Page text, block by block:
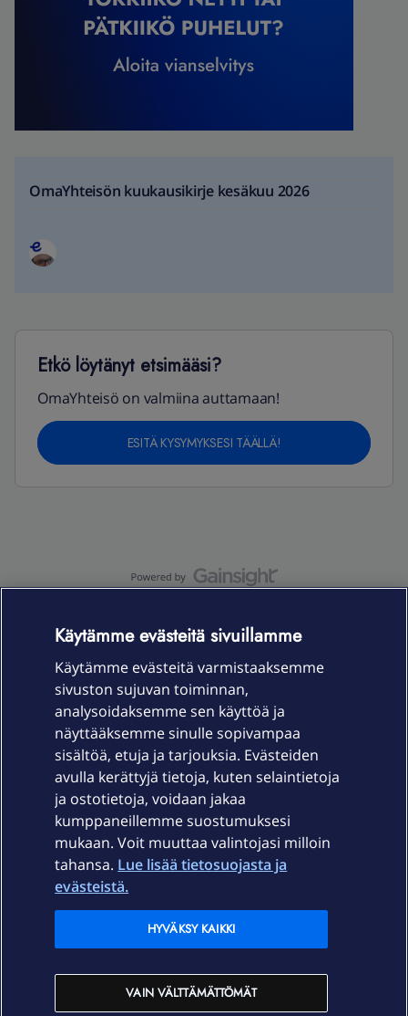
OmaYhteisön kuukausikirje kesäkuu 2026
Etkö löytänyt etsimääsi?
OmaYhteisö on valmiina auttamaan!
ESITÄ KYSYMYKSESI TÄÄLLÄ!
Laitteet & liittymät
Palvelut
Ajankohtaista
Elisa Oyj
In English
Käytämme evästeitä sivuillamme
Käytämme evästeitä varmistaaksemme
sivuston sujuvan toiminnan,
analysoidaksemme sen käyttöä ja
näyttääksemme sinulle sopivampaa
sisältöä, etuja ja tarjouksia. Evästeiden
avulla kerättyjä tietoja, kuten selaintietoja
ja ostotietoja, voidaan jakaa
kumppaneillemme suostumuksesi
mukaan. Voit muuttaa valintojasi milloin
tahansa. Lue lisää tietosuojasta ja
evästeistä.
VAIN VÄLTTÄMÄTTÖMÄT
HYVÄKSY KAIKKI